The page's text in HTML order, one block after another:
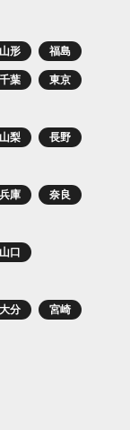
山形 福島
千葉 東京
山梨 長野
兵庫 奈良
山口
大分 宮崎